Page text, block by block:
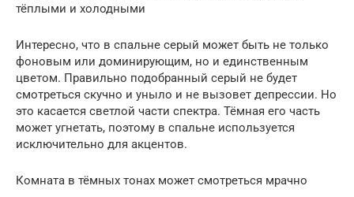
тёплыми и холодными
Интересно, что в спальне серый может быть не только
фоновым или доминирующим, но и единственным
цветом. Правильно подобранный серый не будет
смотреться скучно и уныло и не вызовет депрессии. Но
это касается светлой части спектра. Тёмная его часть
может угнетать, поэтому в спальне используется
исключительно для акцентов.
Комната в тёмных тонах может смотреться мрачно